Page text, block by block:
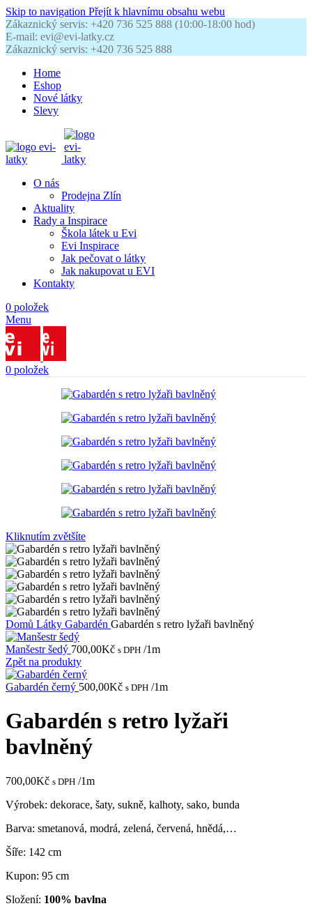
Skip to navigation Přejít k hlavnímu obsahu webu
Zákaznický servis: +420 736 525 888 (10:00-18:00 hod)
E-mail: evi@evi-latky.cz
Zákaznický servis: +420 736 525 888
Home
Eshop
Nové látky
Slevy
O nás
Prodejna Zlín
Aktuality
Rady a Inspirace
Škola látek u Evi
Evi Inspirace
Jak pečovat o látky
Jak nakupovat u EVI
Kontakty
0 položek
Menu
0 položek
Kliknutím zvětšíte
Domů Látky Gabardén Gabardén s retro lyžaři bavlněný
Manšestr šedý 700,00Kč s DPH /1m
Zpět na produkty
Gabardén černý 500,00Kč s DPH /1m
Gabardén s retro lyžaři
bavlněný
700,00Kč s DPH /1m
Výrobek: dekorace, šaty, sukně, kalhoty, sako, bunda
Barva: smetanová, modrá, zelená, červená, hnědá,…
Šíře: 142 cm
Kupon: 95 cm
Složení: 100% bavlna